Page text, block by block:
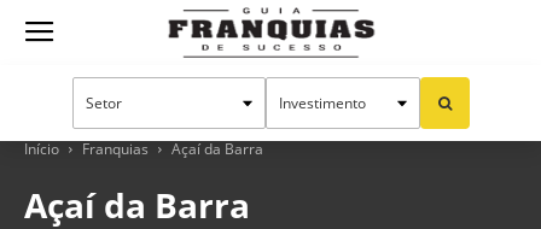
Guia
Franquias
Início Franquias Açaí da Barra
Açaí da Barra